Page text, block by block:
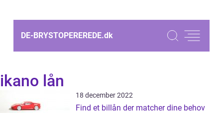
DE-BRYSTOPEREREDE.dk
ikano lån
18 december 2022
Find et billån der matcher dine behov